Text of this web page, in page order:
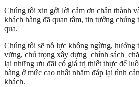
Chúng tôi xin gởi lời cảm ơn chân thành
khách hàng đã quan tâm, tin tưởng chúng
qua.
Chúng tôi sẽ nỗ lực không ngừng, hướng
vững, chú trọng xây dựng chính sách
lại những ưu đãi có giá trị thiết thực để
hàng ở mức cao nhất nhằm đáp lại tình
khách.